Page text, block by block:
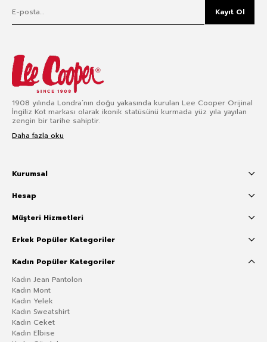
Kayıt Ol
1908 yılında Londra’nın doğu yakasında kurulan Lee Cooper Orijinal
İngiliz Kot markası olarak ikonik statüsünü kurmada yüz yıla yayılan
zengin bir tarihe sahiptir.
Daha fazla oku
Kurumsal
Hesap
Müşteri Hizmetleri
Erkek Popüler Kategoriler
Kadın Popüler Kategoriler
Kadın Jean Pantolon
Kadın Mont
Kadın Yelek
Kadın Sweatshirt
Kadın Ceket
Kadın Elbise